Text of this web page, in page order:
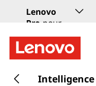
Lenovo
Pro pour
les
entreprises
a
Intelligence